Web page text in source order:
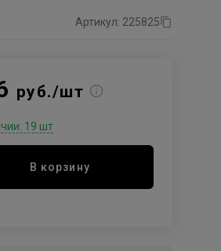
Артикул: 225825
руб./шт
19 шт
В корзину